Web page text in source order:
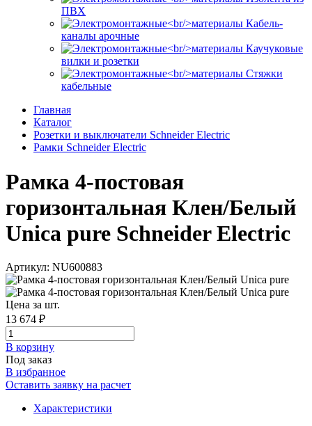
ПВХ
Кабель-
каналы арочные
Каучуковые
вилки и розетки
Стяжки
кабельные
Главная
Каталог
Розетки и выключатели Schneider Electric
Рамки Schneider Electric
Рамка 4-постовая
горизонтальная Клен/Белый
Unica pure Schneider Electric
Артикул: NU600883
Цена за шт.
13 674 ₽
В корзинy
Под заказ
В избранное
Оставить заявку на расчет
Характеристики